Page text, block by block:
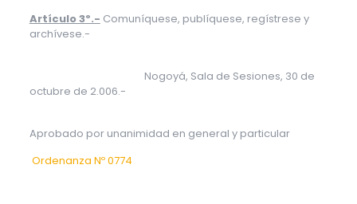
Artículo 3º.- Comuníquese, publíquese, regístrese y
archívese.-
Nogoyá, Sala de Sesiones, 30 de
octubre de 2.006.-
Aprobado por unanimidad en general y particular
Ordenanza Nº 0774